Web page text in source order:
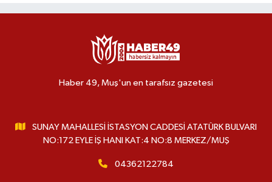
Haber 49, Muş'un en tarafsız gazetesi
SUNAY MAHALLESİ İSTASYON CADDESİ ATATÜRK BULVARI
NO:172 EYLE İŞ HANI KAT:4 NO:8 MERKEZ/MUŞ
04362122784